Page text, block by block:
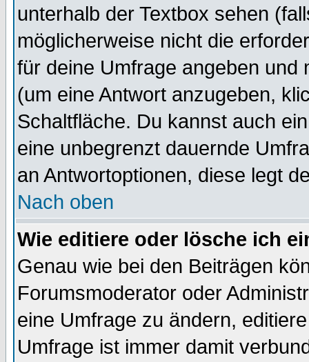
unterhalb der Textbox sehen
möglicherweise nicht die
für deine Umfrage angeben und
(um eine Antwort anzugeben,
Schaltfläche. Du kannst auch
eine unbegrenzt dauernde
an Antwortoptionen, diese legt
Nach oben
Wie editiere oder lösche ich
Genau wie bei den Beiträgen
Forumsmoderator oder
eine Umfrage zu ändern,
Umfrage ist immer damit